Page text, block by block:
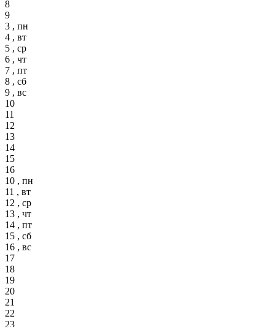
8
9
3 , пн
4 , вт
5 , ср
6 , чт
7 , пт
8 , сб
9 , вс
10
11
12
13
14
15
16
10 , пн
11 , вт
12 , ср
13 , чт
14 , пт
15 , сб
16 , вс
17
18
19
20
21
22
23